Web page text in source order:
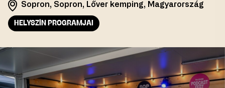
Sopron, Sopron, Lőver kemping, Magyarország
HELYSZÍN PROGRAMJAI